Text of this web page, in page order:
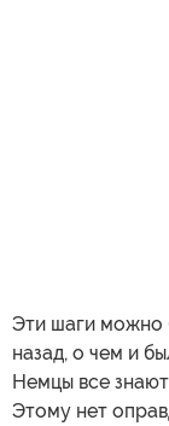
Эти шаги можно
назад, о чем и
Немцы все
Этому нет